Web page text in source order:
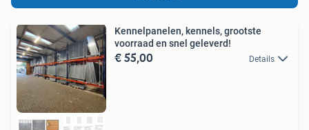
Kennelpanelen, kennels, grootste
voorraad en snel geleverd!
€ 55,00 Details